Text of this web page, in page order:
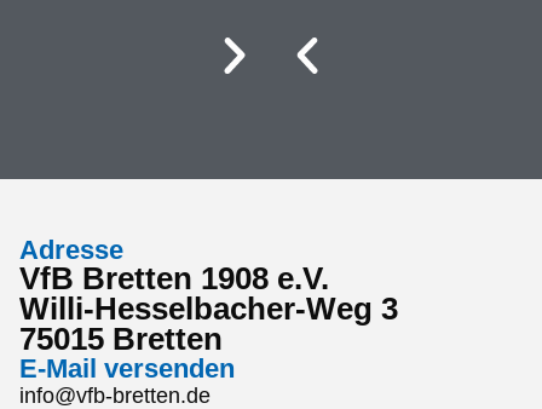
Adresse
VfB Bretten 1908 e.V.
Willi-Hesselbacher-Weg 3
75015 Bretten
E-Mail versenden
info@vfb-bretten.de